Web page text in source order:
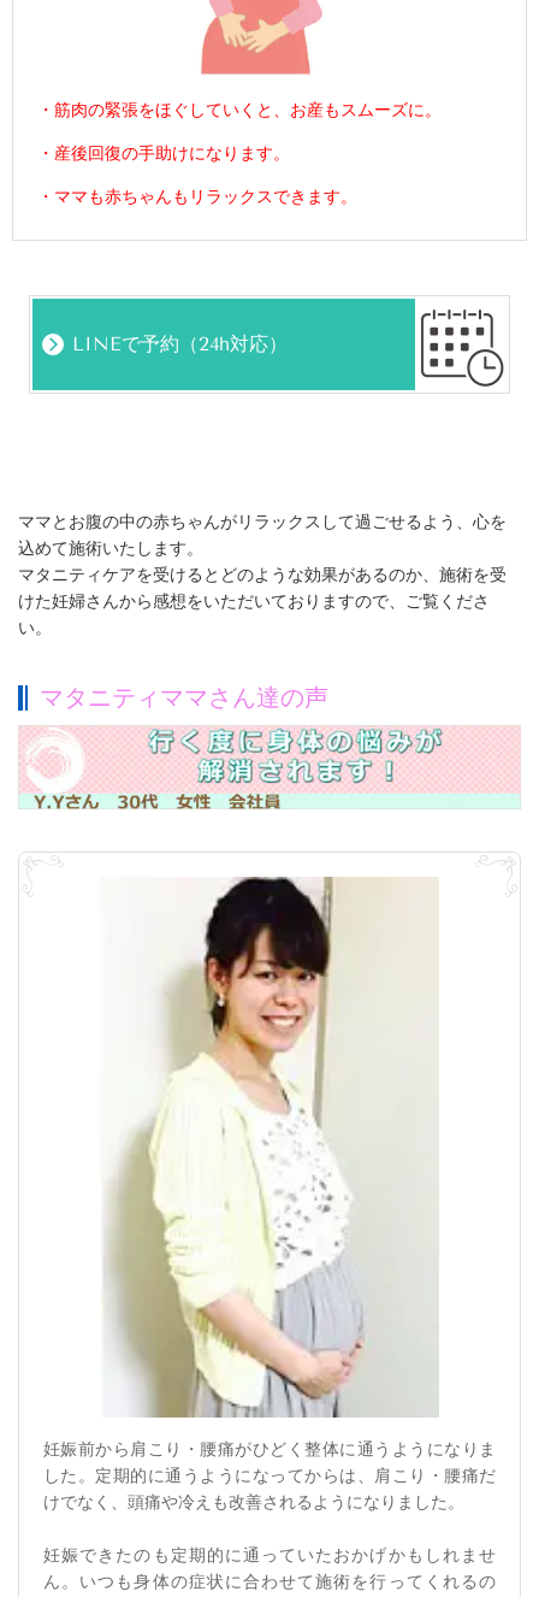
・筋肉の緊張をほぐしていくと、お産もスムーズに。
・産後回復の手助けになります。
・ママも赤ちゃんもリラックスできます。
LINEで予約（24h対応）
ママとお腹の中の赤ちゃんがリラックスして過ごせるよう、心を
込めて施術いたします。
マタニティケアを受けるとどのような効果があるのか、施術を受
けた妊婦さんから感想をいただいておりますので、ご覧くださ
い。
マタニティママさん達の声
妊娠前から肩こり・腰痛がひどく整体に通うようになりま
した。定期的に通うようになってからは、肩こり・腰痛だ
けでなく、頭痛や冷えも改善されるようになりました。
妊娠できたのも定期的に通っていたおかげかもしれませ
ん。いつも身体の症状に合わせて施術を行ってくれるの